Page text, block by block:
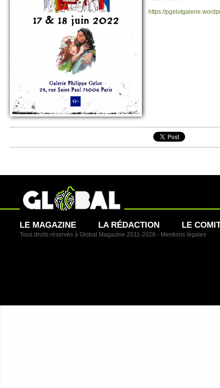
https://​
LE MAGAZINE LA RÉDACTION LE
Tous droits réservés à Global Magazine 2011-2026 - Mentions légales